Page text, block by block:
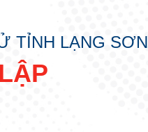
TỈNH LẠNG SƠN